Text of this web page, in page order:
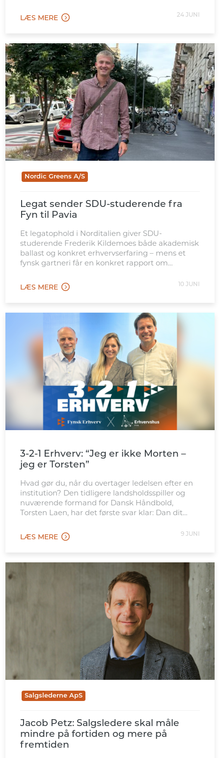
LÆS MERE 24 JUNI
Nordic Greens A/S
Legat sender SDU-studerende fra
Fyn til Pavia
Et legatophold i Norditalien giver SDU-
studerende Frederik Kildemoes både akademisk
ballast og konkret erhvervserfaring – mens et
fynsk gartneri får en konkret rapport om
LÆS MERE 10 JUNI
3-2-1 Erhverv: “Jeg er ikke Morten –
jeg er Torsten”
Hvad gør du, når du overtager ledelsen efter en
institution? Den tidligere landsholdsspiller og
nuværende formand for Dansk Håndbold,
Torsten Laen, har det første svar klar: Dan dit
uvisse.
LÆS MERE 9 JUNI
Salgslederne ApS
Jacob Petz: Salgsledere skal måle
mindre på fortiden og mere på
fremtiden